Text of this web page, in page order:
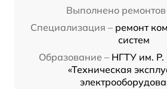
Выполнено ремонтов
Специализация – ремонт
систем
Образование – НГТУ им. Р.
«Техническая